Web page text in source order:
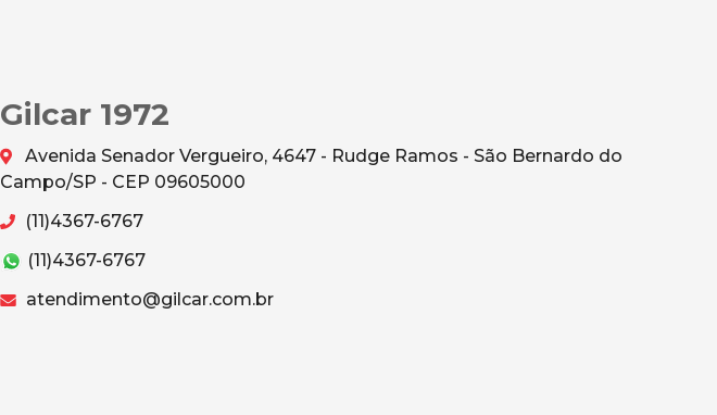
Gilcar 1972
Avenida Senador Vergueiro, 4647 - Rudge Ramos - São Bernardo do
Campo/SP - CEP 09605000
(11)4367-6767
(11)4367-6767
atendimento@gilcar.com.br